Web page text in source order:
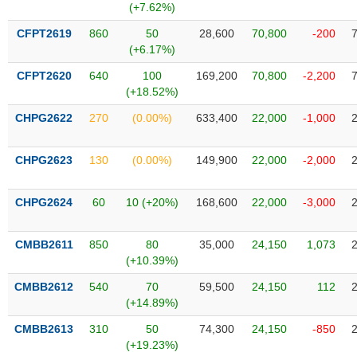
(+7.62%)
CFPT2619 860
50
(+6.17%)
28,600 70,800 -200
CFPT2620 640
100
(+18.52%)
169,200 70,800 -2,200
CHPG2622 270 (0.00%) 633,400 22,000 -1,000
CHPG2623 130 (0.00%) 149,900 22,000 -2,000
CHPG2624 60 10 (+20%) 168,600 22,000 -3,000
CMBB2611 850
80
(+10.39%)
35,000 24,150 1,073
CMBB2612 540
70
(+14.89%)
59,500 24,150 112
CMBB2613 310
50
(+19.23%)
74,300 24,150 -850
CHÍNH
NGHỆ
TIN
DỊCH
VỤ
THÔNG